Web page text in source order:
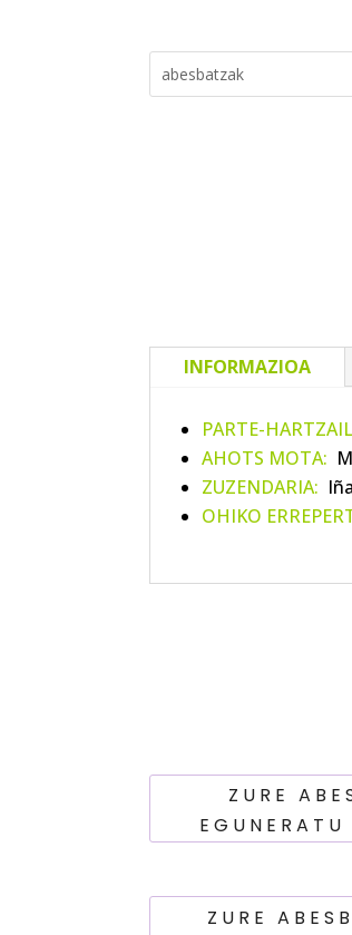
INFORMAZIOA
PARTE-
AHOTS MOTA:
ZUZENDARIA:
OHIKO
ZURE
ZURE